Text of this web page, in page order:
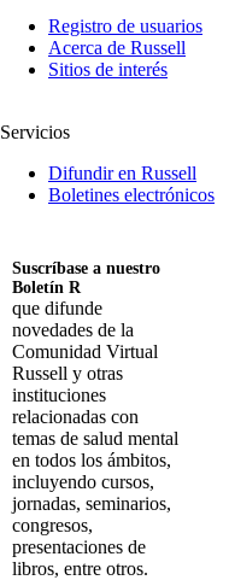
Registro de usuarios
Acerca de Russell
Sitios de interés
Servicios
Difundir en Russell
Boletines electrónicos
Suscríbase a nuestro
Boletín R
que difunde
novedades de la
Comunidad Virtual
Russell y otras
instituciones
relacionadas con
temas de salud mental
en todos los ámbitos,
incluyendo cursos,
jornadas, seminarios,
congresos,
presentaciones de
libros, entre otros.